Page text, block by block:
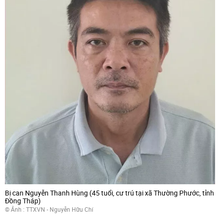
Bị can Nguyễn Thanh Hùng (45 tuổi, cư trú tại xã Thường Phước, tỉnh
Đồng Tháp)
© Ảnh : TTXVN - Nguyễn Hữu Chí